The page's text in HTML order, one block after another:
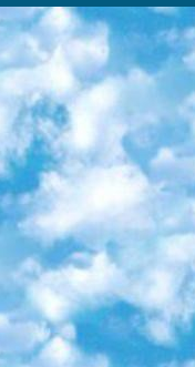
отраслей и объединённые общими темами. Среди них, к примеру, есть серии «Биоинформатика и геномика», «Культура средневековой Скандинавии» и Cinema Studies о теории кино. Каждая подборка лекций — логически связанная история, рассказанная экспертом от первого лица. Кроме того, на сайте появляются научно-образовательные статьи и тесты на разные темы. 7. «Newочём» Команда проекта «Newочём» отбирает самые интересные тексты из англоязычных СМИ и переводит те из них, за которые голосуют участники сообщества «ВКонтакте». По большей части это научно-популярные статьи. Редакторы придумывают лишь заголовки, в остальном содержание переводов соответствует оригиналам. Полные тексты можно читать прямо в социальной сети. 8. InternetUrok Онлайн-база материалов по основным дисциплинам школьной программы. Информация на сайте структурирована по классам, предметам и темам (урокам). Каждый урок состоит из видеолекций и конспектов. Есть также интерактивные тренажёры и тесты для закрепления пройденного материала. Даже если вы давно окончили школу, возможность повторить программу старших классов всегда может пригодиться. 9. Edutainme Ещё один ресурс об образовании. В отличие от Newtonew, как мне кажется, Edutainme больше ориентируется на представителей индустрии: педагогов, предпринимателей, разработчиков образовательных проектов. Но и любой, кто просто стремится к саморазвитию, найдёт на сайте много полезного и интересного для себя. Например, информацию о новых курсах и образовательных сервисах. 10. Newtonew Онлайн-медиа об образовании и обучении в широком смысле. Авторы Newtonew пишут об инструментах, заведениях, тактиках и стратегиях, которые помогают учить других и получать новые знания самостоятельно. На этой площадке вы найдёте новости, обзоры, аналитические мат